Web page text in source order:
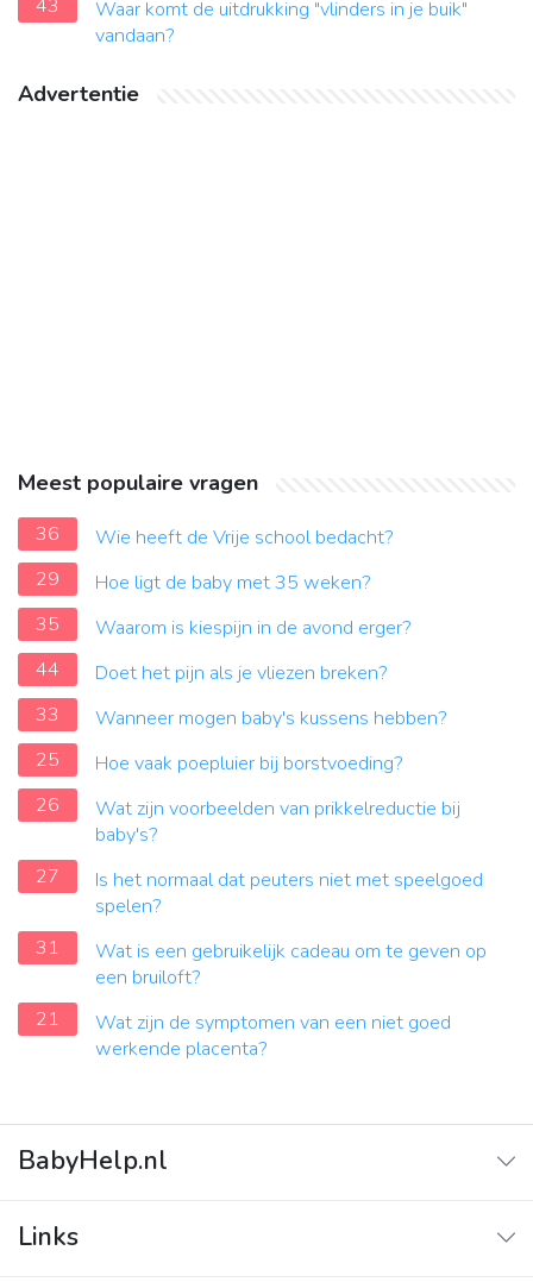
43
Waar komt de uitdrukking "vlinders in je buik"
vandaan?
Advertentie
Meest populaire vragen
36
Wie heeft de Vrije school bedacht?
29
Hoe ligt de baby met 35 weken?
35
Waarom is kiespijn in de avond erger?
44
Doet het pijn als je vliezen breken?
33
Wanneer mogen baby's kussens hebben?
25
Hoe vaak poepluier bij borstvoeding?
26
Wat zijn voorbeelden van prikkelreductie bij
baby's?
27
Is het normaal dat peuters niet met speelgoed
spelen?
31
Wat is een gebruikelijk cadeau om te geven op
een bruiloft?
21
Wat zijn de symptomen van een niet goed
werkende placenta?
BabyHelp.nl
Vraag & Antwoord
Links